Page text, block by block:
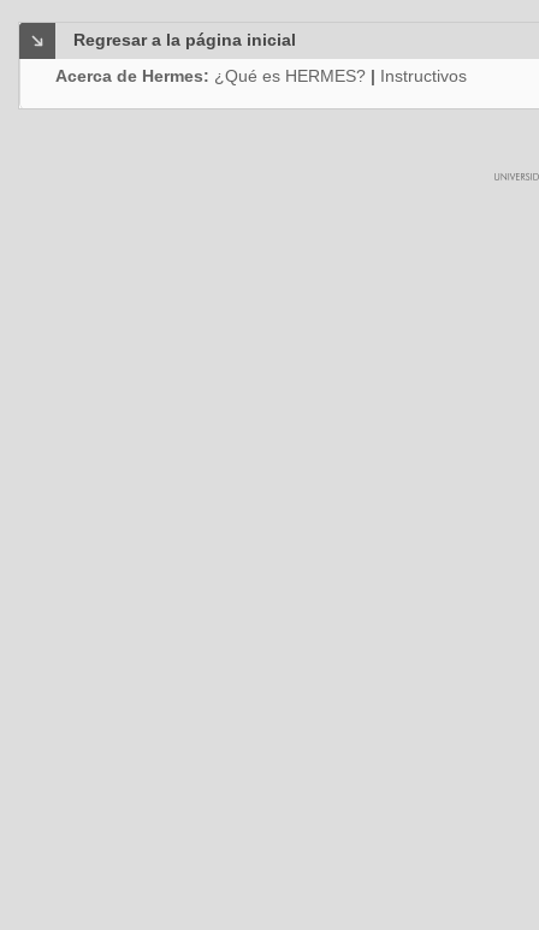
Regresar a la página inicial
Acerca de Hermes: ¿Qué es HERMES? | Instructivos